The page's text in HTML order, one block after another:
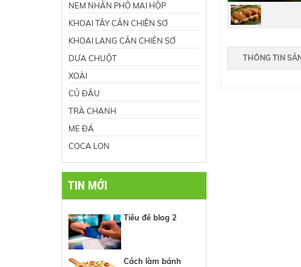
NEM NHÂN PHÔ MAI HỘP
KHOAI TÂY CÂN CHIÊN SƠ
KHOAI LANG CÂN CHIÊN SƠ
DƯA CHUỘT
XOÀI
CỦ ĐẬU
TRÀ CHANH
ME ĐÁ
COCA LON
TIN MỚI
Tiêu đề blog 2
Cách làm bánh
THÔNG TIN